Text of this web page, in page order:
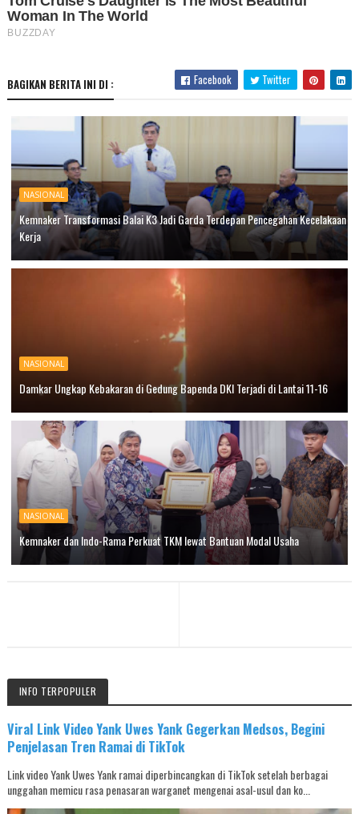
BAGIKAN BERITA INI DI : Facebook Twitter
NASIONAL
Kemnaker Transformasi Balai K3 Jadi Garda Terdepan Pencegahan Kecelakaan
Kerja
NASIONAL
Damkar Ungkap Kebakaran di Gedung Bapenda DKI Terjadi di Lantai 11-16
NASIONAL
Kemnaker dan Indo-Rama Perkuat TKM lewat Bantuan Modal Usaha
INFO TERPOPULER
Viral Link Video Yank Uwes Yank Gegerkan Medsos, Begini
Penjelasan Tren Ramai di TikTok
Link video Yank Uwes Yank ramai diperbincangkan di TikTok setelah berbagai
unggahan memicu rasa penasaran warganet mengenai asal-usul dan ko...